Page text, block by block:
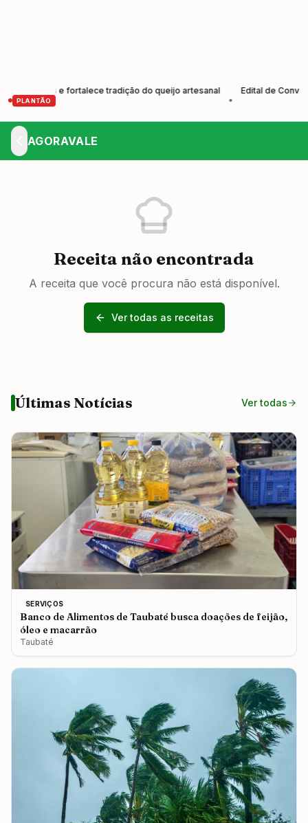
PLANTÃO
e fortalece tradição do queijo artesanal
Edital de
AGORAVALE
Receita não encontrada
A receita que você procura não está disponível.
Ver todas as receitas
Últimas Notícias Ver todas
SERVIÇOS
Banco de Alimentos de Taubaté busca doações de feijão,
óleo e macarrão
Taubaté